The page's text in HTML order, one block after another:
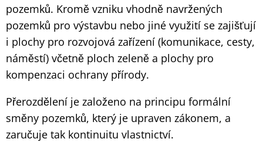
pozemků. Kromě vzniku vhodně navržených
pozemků pro výstavbu nebo jiné využití se zajišťují
i plochy pro rozvojová zařízení (komunikace, cesty,
náměstí) včetně ploch zeleně a plochy pro
kompenzaci ochrany přírody.
Přerozdělení je založeno na principu formální
směny pozemků, který je upraven zákonem, a
zaručuje tak kontinuitu vlastnictví.